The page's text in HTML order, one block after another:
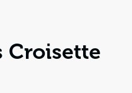
Croisette